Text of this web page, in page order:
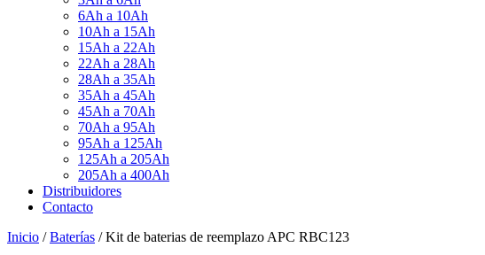
6Ah a 10Ah
10Ah a 15Ah
15Ah a 22Ah
22Ah a 28Ah
28Ah a 35Ah
35Ah a 45Ah
45Ah a 70Ah
70Ah a 95Ah
95Ah a 125Ah
125Ah a 205Ah
205Ah a 400Ah
Distribuidores
Contacto
Inicio /Baterías / Kit de baterias de reemplazo APC RBC123